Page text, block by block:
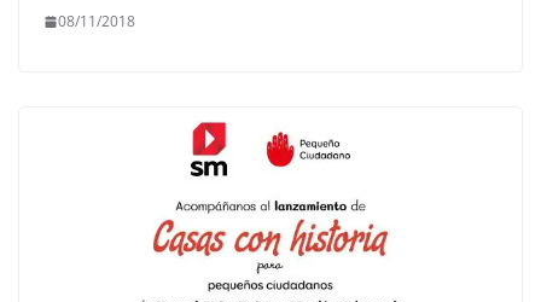
08/11/2018